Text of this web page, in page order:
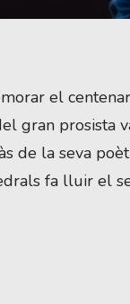
el
gran prosista
de la seva
fa lluir el